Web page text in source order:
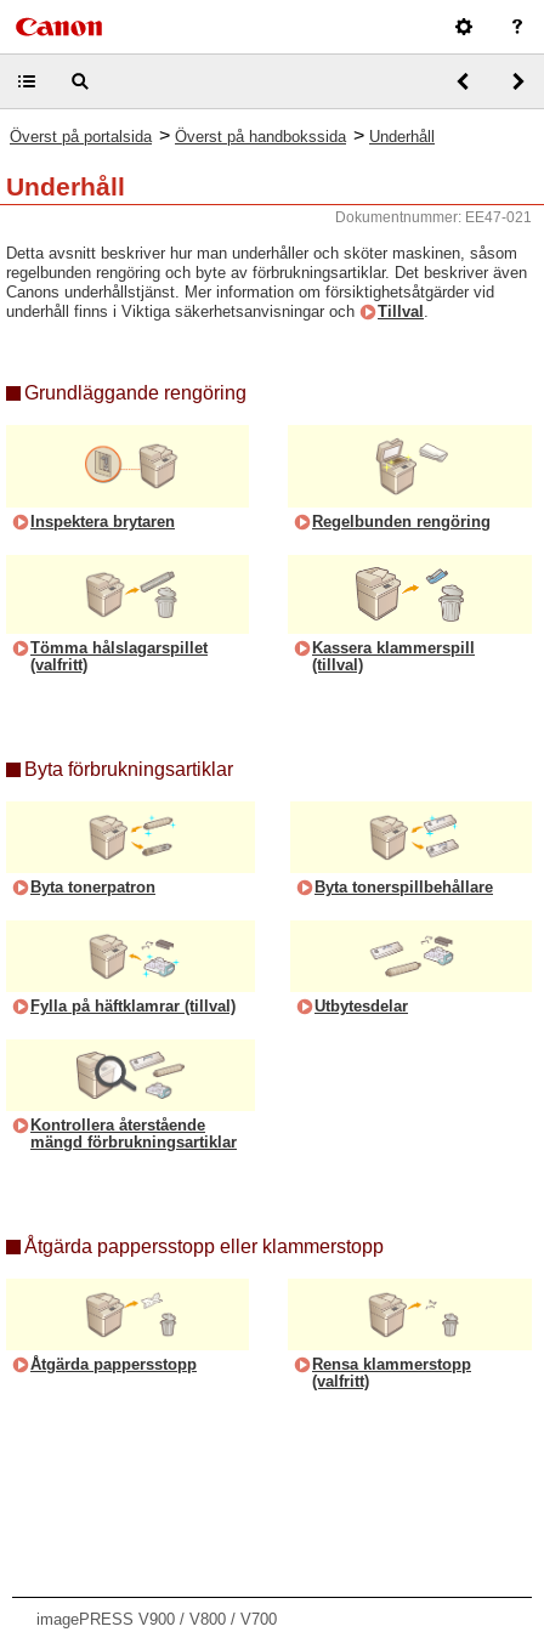
Överst på portalsida > Överst på handbokssida > Underhåll
Underhåll
Dokumentnummer: EE47-021
Detta avsnitt beskriver hur man underhåller och sköter maskinen, såsom
regelbunden rengöring och byte av förbrukningsartiklar. Det beskriver även
Canons underhållstjänst. Mer information om försiktighetsåtgärder vid
underhåll finns i Viktiga säkerhetsanvisningar och
Tillval .
Grundläggande rengöring
Inspektera brytaren Regelbunden rengöring
Tömma hålslagarspillet
(valfritt)
Kassera klammerspill
(tillval)
Byta förbrukningsartiklar
Byta tonerpatron Byta tonerspillbehållare
Fylla på häftklamrar (tillval) Utbytesdelar
Kontrollera återstående
mängd förbrukningsartiklar
Åtgärda pappersstopp eller klammerstopp
Åtgärda pappersstopp
Rensa klammerstopp
(valfritt)
imagePRESS V900 / V800 / V700